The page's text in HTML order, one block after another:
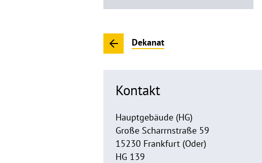
Dekanat
Kontakt
Hauptgebäude (HG)
Große Scharrnstraße 59
15230 Frankfurt (Oder)
HG 139